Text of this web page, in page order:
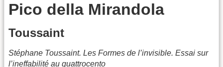
Pico della Mirandola
Toussaint
Stéphane Toussaint. Les Formes de l’invisible. Essai sur
l’ineffabilité au quattrocento